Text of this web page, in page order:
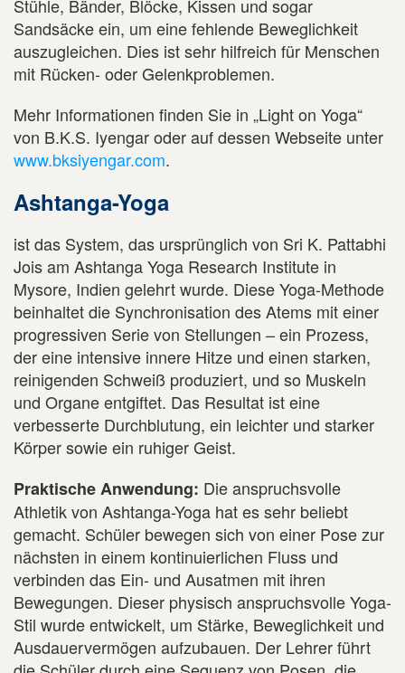
Stühle, Bänder, Blöcke, Kissen und sogar
Sandsäcke ein, um eine fehlende Beweglichkeit
auszugleichen. Dies ist sehr hilfreich für Menschen
mit Rücken- oder Gelenkproblemen.
Mehr Informationen finden Sie in „Light on Yoga“
von B.K.S. Iyengar oder auf dessen Webseite unter
www.bksiyengar.com.
Ashtanga-Yoga
ist das System, das ursprünglich von Sri K. Pattabhi
Jois am Ashtanga Yoga Research Institute in
Mysore, Indien gelehrt wurde. Diese Yoga-Methode
beinhaltet die Synchronisation des Atems mit einer
progressiven Serie von Stellungen – ein Prozess,
der eine intensive innere Hitze und einen starken,
reinigenden Schweiß produziert, und so Muskeln
und Organe entgiftet. Das Resultat ist eine
verbesserte Durchblutung, ein leichter und starker
Körper sowie ein ruhiger Geist.
Praktische Anwendung: Die anspruchsvolle
Athletik von Ashtanga-Yoga hat es sehr beliebt
gemacht. Schüler bewegen sich von einer Pose zur
nächsten in einem kontinuierlichen Fluss und
verbinden das Ein- und Ausatmen mit ihren
Bewegungen. Dieser physisch anspruchsvolle Yoga-
Stil wurde entwickelt, um Stärke, Beweglichkeit und
Ausdauervermögen aufzubauen. Der Lehrer führt